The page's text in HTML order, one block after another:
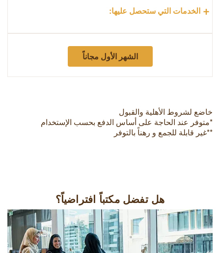
الخدمات التي ستحصل عليها: +
الشهر الأول مجاناً
خاضع لشروط الأهلية والقبول
*متوفر عند الحاجة على أساس الدفع بحسب الإستخدام
**غير قابلة للجمع و رهناً بالتوفر
هل تفضل مكتباً افتراضياً؟